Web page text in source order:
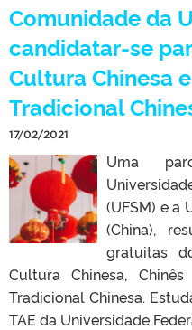
Comunidade da
candidatar-se
Cultura Chinesa
Tradicional
17/02/2021
Uma
(UFSM) e a
(China),
gratuitas
Cultura Chinesa,
Tradicional Chinesa.
TAE da Universidade